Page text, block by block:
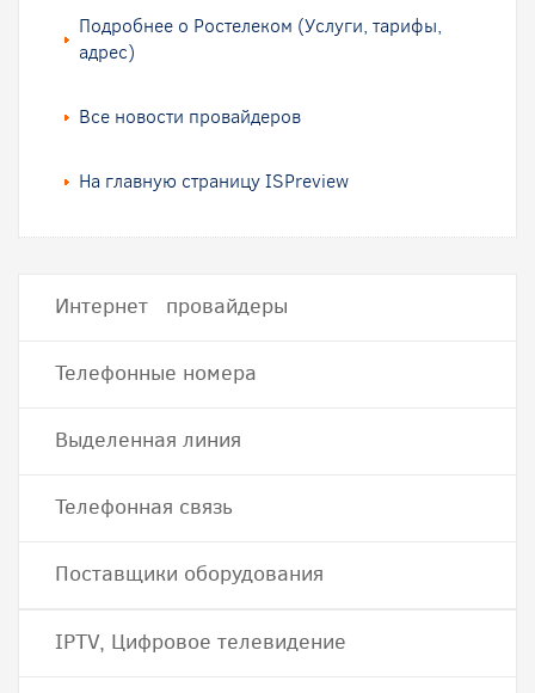
Подробнее о Ростелеком (Услуги, тарифы,
адрес)
Все новости провайдеров
На главную страницу ISPreview
Интернет провайдеры
Телефонные номера
Выделенная линия
Телефонная связь
Поставщики оборудования
IPTV, Цифровое телевидение